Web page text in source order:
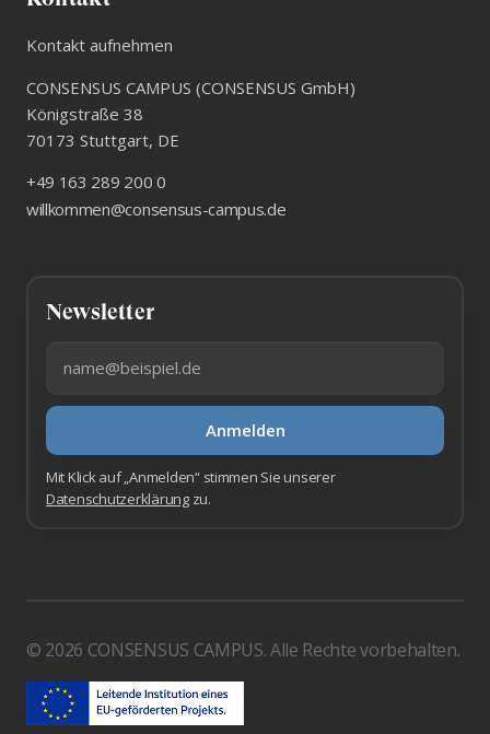
Kontakt aufnehmen
CONSENSUS CAMPUS (CONSENSUS GmbH)
Königstraße 38
70173 Stuttgart, DE
+49 163 289 200 0
willkommen@consensus-campus.de
Newsletter
Anmelden
Mit Klick auf „Anmelden“ stimmen Sie unserer
Datenschutzerklärungzu.
© 2026 CONSENSUS CAMPUS. Alle Rechte vorbehalten.